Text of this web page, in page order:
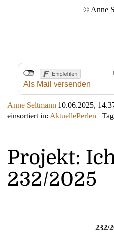
© Anne
Als Mail versenden
Anne Seltmann 10.06.2025,
einsortiert in: AktuellePerlen |
Projekt:
232/2025
232/